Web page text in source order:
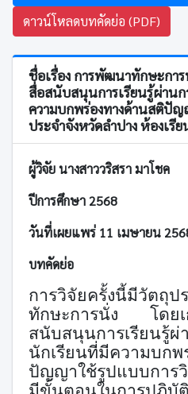
ดาวน์โหลดบทคัดย่อ (PDF)
ชื่อเรื่อง การพัฒนาทักษะกา
สื่อสนับสนุนการเรียนรู้ผ่านก
ความบกพร่องทางด้านสติปั
ประจำจังหวัดลำปาง ห้องเรี
ผู้วิจัย นางสาววริสรา มาโชค
ปีการศึกษา 2568
วันที่เผยแพร่ 11 เมษายน
บทคัดย่อ
การวิจัยครั้งนี้มีวัตถุ
ทักษะการนั่ง โดยเ
สนับสนุนการเรียน
นักเรียนที่มีความบกพ
ปัญญาใช้รูปแบบการวิ